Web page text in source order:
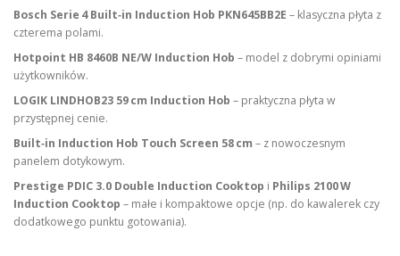
Bosch Serie 4 Built‑in Induction Hob PKN645BB2E – klasyczna płyta z
czterema polami.
Hotpoint HB 8460B NE/W Induction Hob – model z dobrymi opiniami
użytkowników.
LOGIK LINDHOB23 59 cm Induction Hob – praktyczna płyta w
przystępnej cenie.
Built‑in Induction Hob Touch Screen 58 cm – z nowoczesnym
panelem dotykowym.
Prestige PDIC 3.0 Double Induction Cooktop i Philips 2100 W
Induction Cooktop – małe i kompaktowe opcje (np. do kawalerek czy
dodatkowego punktu gotowania).